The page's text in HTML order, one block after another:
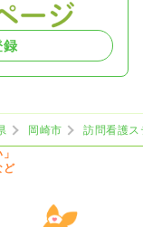
録
岡崎市
訪問看護
ど